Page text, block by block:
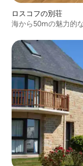
ロスコフの別荘
海から50mの魅力的